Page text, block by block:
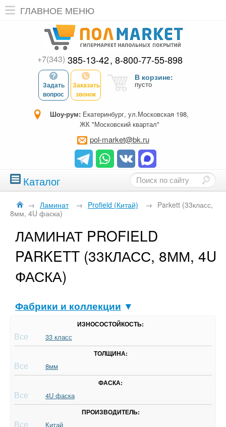
ГЛАВНОЕ МЕНЮ
+7(343) 385-13-42 8-800-77-55-898
Задать
вопрос
Заказать
звонок
В корзине:
пусто
Шоу-рум: Екатеринбург, ул.Московская 198,
ЖК "Московский квартал"
pol-market@bk.ru
Каталог
→ Ламинат → Profield (Китай) → Parkett (33класс,
8мм, 4U фаска)
ЛАМИНАТ PROFIELD
PARKETT (33КЛАСС, 8ММ, 4U
ФАСКА)
Фабрики и коллекции ▼
ИЗНОСОСТОЙКОСТЬ:
Все 33 класс
ТОЛЩИНА:
Все 8мм
ФАСКА:
Все 4U фаска
ПРОИЗВОДИТЕЛЬ:
Все Китай